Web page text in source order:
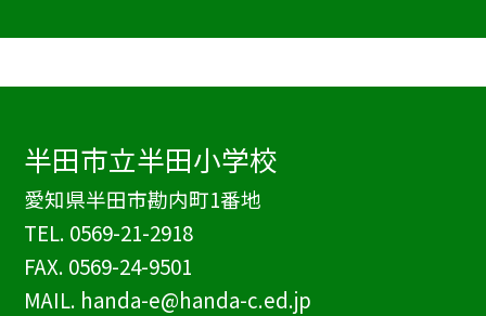
半田市立半田小学校
愛知県半田市勘内町1番地
TEL. 0569-21-2918
FAX. 0569-24-9501
MAIL. handa-e@handa-c.ed.jp